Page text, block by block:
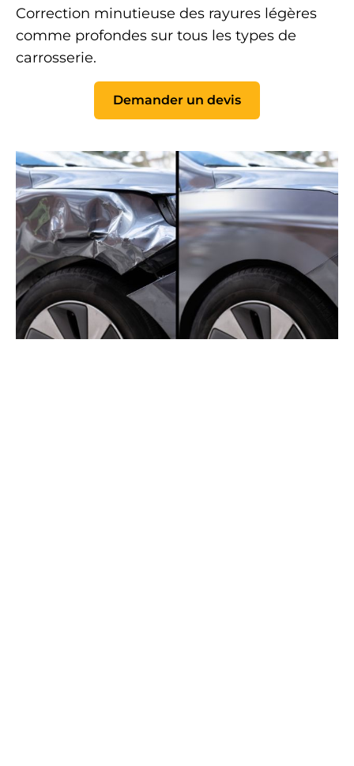
Correction minutieuse des rayures légères
comme profondes sur tous les types de
carrosserie.
Demander un devis